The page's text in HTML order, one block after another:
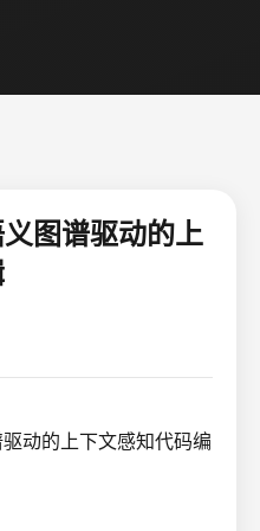
图谱驱动的上